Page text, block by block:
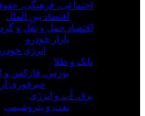
اجتماعی، فرهنگی،
اقتصاد بین الملل
اقتصاد حمل و نقل و
بازار خودرو
انرژی
بانک و طلا
بورس، فارکس و
خبرفوری
برق، آب و انرژی
نفت و پتروشیمی
فناوری
اجتماعی، فرهنگی،
اقتصاد بین الملل
اقتصاد حمل و نقل و
بازار خودرو
بانک و طلا
بورس، فارکس و
خبرفوری
برق، آب و انرژی